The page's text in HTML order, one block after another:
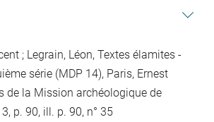
; Legrain, Léon, Textes élamites -
série (MDP 14), Paris, Ernest
de la Mission archéologique de
p. 90, ill. p. 90, n° 35